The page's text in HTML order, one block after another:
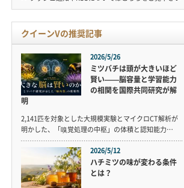
クイーンVの推奨記事
2026/5/26
ミツバチは頭が大きいほど
賢い——脳容量と学習能力
の相関を国際共同研究が解
明
2,141匹を対象とした大規模実験とマイクロCT解析が
明かした、「嗅覚処理の中枢」の体積と認知能力…
2026/5/12
ハチミツの味が変わる条件
とは？